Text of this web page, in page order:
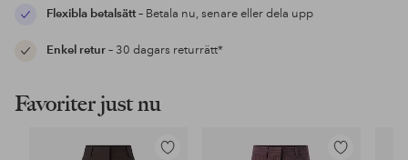
Flexibla betalsätt– Betala nu, senare eller dela upp
Enkel retur– 30 dagars returrätt*
Favoriter just nu
Lägg
Lägg